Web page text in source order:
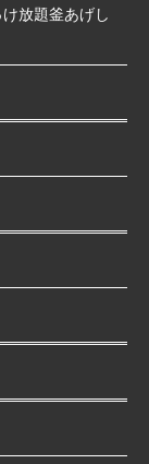
放題釜あげし